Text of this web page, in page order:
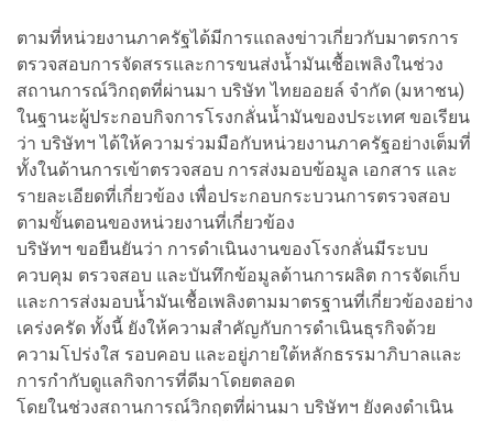
ตามที่หน่วยงานภาครัฐได้มีการแถลงข่าวเกี่ยวกับมาตรการ
ตรวจสอบการจัดสรรและการขนส่งน้ำมันเชื้อเพลิงในช่วง
สถานการณ์วิกฤตที่ผ่านมา บริษัท ไทยออยล์ จำกัด (มหาชน)
ในฐานะผู้ประกอบกิจการโรงกลั่นน้ำมันของประเทศ ขอเรียน
ว่า บริษัทฯ ได้ให้ความร่วมมือกับหน่วยงานภาครัฐอย่างเต็มที่
ทั้งในด้านการเข้าตรวจสอบ การส่งมอบข้อมูล เอกสาร และ
รายละเอียดที่เกี่ยวข้อง เพื่อประกอบกระบวนการตรวจสอบ
ตามขั้นตอนของหน่วยงานที่เกี่ยวข้อง
บริษัทฯ ขอยืนยันว่า การดำเนินงานของโรงกลั่นมีระบบ
ควบคุม ตรวจสอบ และบันทึกข้อมูลด้านการผลิต การจัดเก็บ
และการส่งมอบน้ำมันเชื้อเพลิงตามมาตรฐานที่เกี่ยวข้องอย่าง
เคร่งครัด ทั้งนี้ ยังให้ความสำคัญกับการดำเนินธุรกิจด้วย
ความโปร่งใส รอบคอบ และอยู่ภายใต้หลักธรรมาภิบาลและ
การกำกับดูแลกิจการที่ดีมาโดยตลอด
โดยในช่วงสถานการณ์วิกฤตที่ผ่านมา บริษัทฯ ยังคงดำเนิน